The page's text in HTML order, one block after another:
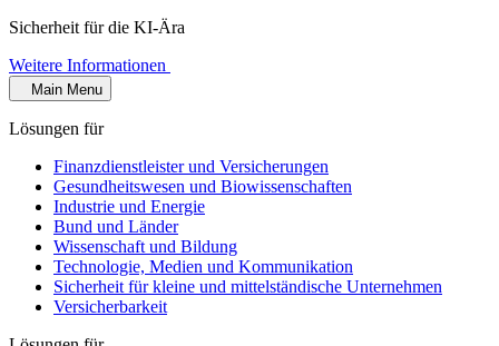
Sicherheit für die KI-Ära
Weitere Informationen
Main Menu
Lösungen für
Finanzdienstleister und Versicherungen
Gesundheitswesen und Biowissenschaften
Industrie und Energie
Bund und Länder
Wissenschaft und Bildung
Technologie, Medien und Kommunikation
Sicherheit für kleine und mittelständische Unternehmen
Versicherbarkeit